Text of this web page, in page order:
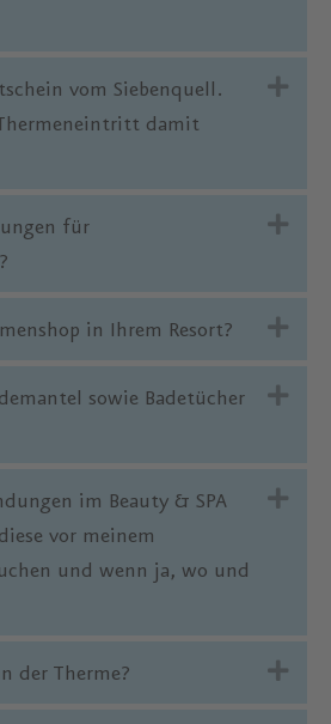
vom Siebenquell.
damit
für
in Ihrem Resort?
sowie Badetücher
im Beauty & SPA
vor meinem
und wenn ja, wo und
der Therme?